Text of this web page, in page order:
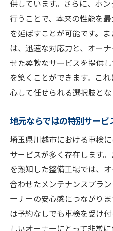
供しています。さらに、ホ
行うことで、本来の性能を
を延ばすことが可能です。
は、迅速な対応力と、オー
せた柔軟なサービスを提供
を築くことができます。こ
心して任せられる選択肢とな
地元ならではの特別サービ
埼玉県川越市における車検
サービスが多く存在します
を熟知した整備工場では、
合わせたメンテナンスプラ
ーナーの安心感につながり
は予約なしでも車検を受け
しいオーナーにとって非常